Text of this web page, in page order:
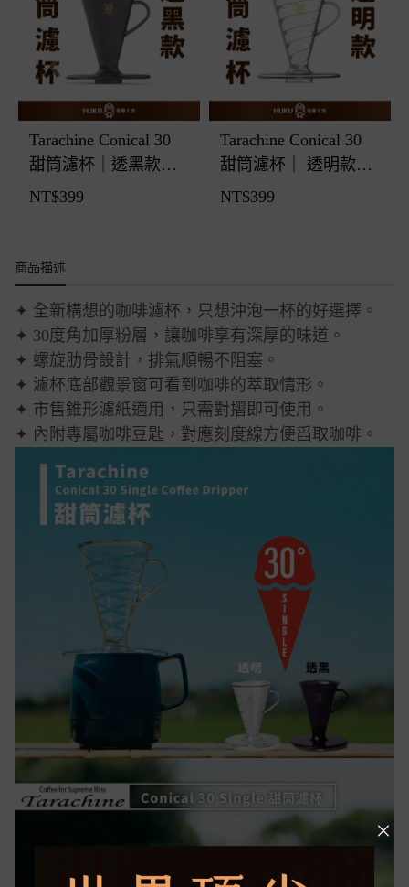
Tarachine Conical 30
甜筒濾杯｜透黑款｜
日本製
NT$399
Tarachine Conical 30
甜筒濾杯｜ 透明款｜
日本製
NT$399
商品描述
✦ 全新構想的咖啡濾杯，只想沖泡一杯的好選擇。
✦ 30度角加厚粉層，讓咖啡享有深厚的味道。
✦ 螺旋肋骨設計，排氣順暢不阻塞。
✦ 濾杯底部觀景窗可看到咖啡的萃取情形。
✦ 市售錐形濾紙適用，只需對摺即可使用。
✦ 內附專屬咖啡豆匙，對應刻度線方便舀取咖啡。